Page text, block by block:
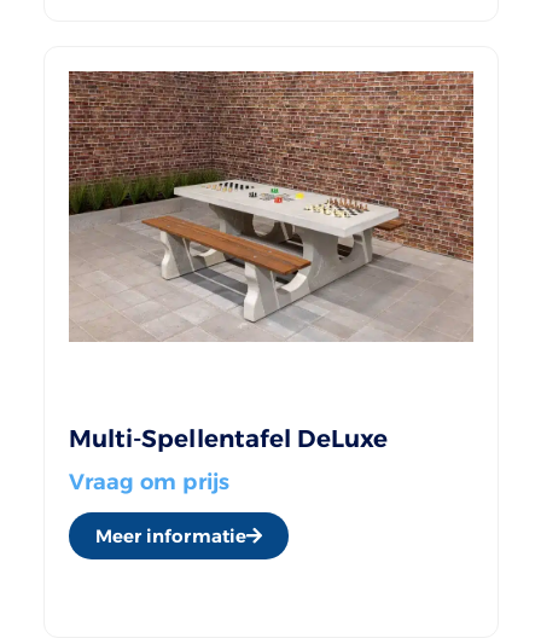
Multi-Spellentafel DeLuxe
Vraag om prijs
Meer informatie